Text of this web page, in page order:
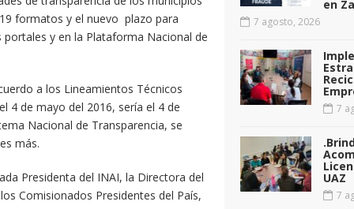
formatos y el nuevo plazo para
y en la Plataforma Nacional de
a los Lineamientos Técnicos
4 de mayo del 2016, sería el 4 de
Nacional de Transparencia, se
más.
Presidenta del INAI, la Directora del
Comisionados Presidentes del País,
en
7 agosto, 2026
7
UAZ
7